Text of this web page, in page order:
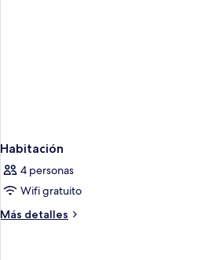
Habitación
4 personas
Wifi gratuito
Más detalles
Más